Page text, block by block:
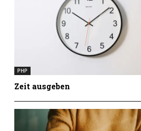
PHP
Zeit ausgeben